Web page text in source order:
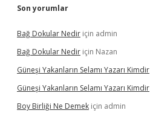
Son yorumlar
Bağ Dokular Nedir için admin
Bağ Dokular Nedir için Nazan
Güneşi Yakanların Selamı Yazarı Kimdir
Güneşi Yakanların Selamı Yazarı Kimdir
Boy Birliği Ne Demek için admin